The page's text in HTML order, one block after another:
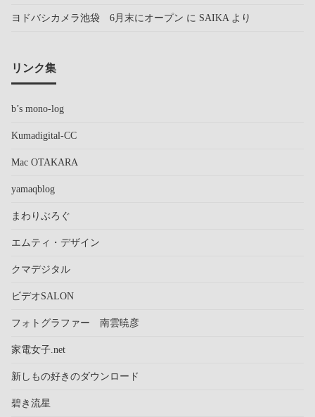
ヨドバシカメラ池袋 6月末にオープン に SAIKAより
リンク集
b’s mono-log
Kumadigital-CC
Mac OTAKARA
yamaqblog
まわりぶろぐ
エムティ・デザイン
クマデジタル
ビデオSALON
フォトグラファー 南雲暁彦
家電女子.net
新しもの好きのダウンロード
碧き流星